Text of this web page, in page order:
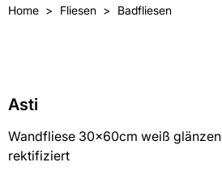
Home Fliesen Badfliesen
Asti
Wandfliese 30x60cm weiß
rektifiziert